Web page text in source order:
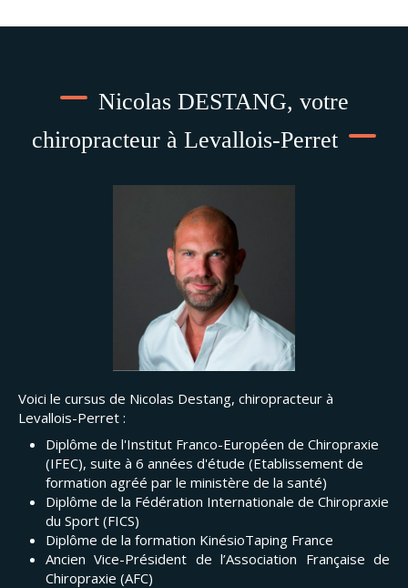
Nicolas DESTANG, votre
chiropracteur à Levallois-Perret
Voici le cursus de Nicolas Destang, chiropracteur à
Levallois-Perret :
Diplôme de l'Institut Franco-Européen de Chiropraxie
(IFEC), suite à 6 années d'étude (Etablissement de
formation agréé par le ministère de la santé)
Diplôme de la Fédération Internationale de Chiropraxie
du Sport (FICS)
Diplôme de la formation KinésioTaping France
Ancien Vice-Président de l’Association Française de
Chiropraxie (AFC)